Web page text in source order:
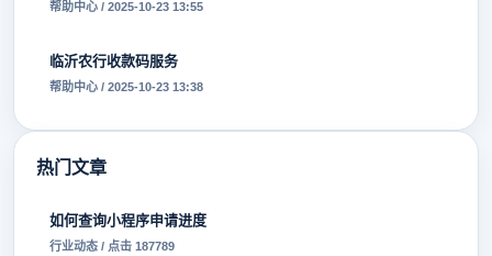
帮助中心 / 2025-10-23 13:55
临沂农行收款码服务
帮助中心 / 2025-10-23 13:38
热门文章
如何查询小程序申请进度
行业动态 / 点击 187789